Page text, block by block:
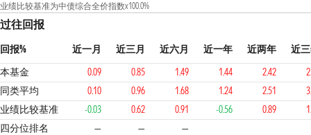
业绩比较基准为中债综合全价指数x100.0%
过往回报
回报% 近一月 近三月 近六月 近一年 近两年
近
本基金
0.09 0.85 1.49 1.44 2.42
同类平均
0.10 0.96 1.68 1.24 2.51
业绩比较基准
-0.03 0.62 0.91 -0.56 0.89
四分位排名
— — —
3 3 4